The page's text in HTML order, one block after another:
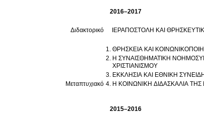
2016–2017
Διδακτορικό ΙΕΡΑΠΟΣΤΟΛΗ ΚΑΙ
Μεταπτυχιακό
ΘΡΗΣΚΕΙΑ ΚΑΙ
Η ΣΥΝΑΙΣΘΗΜΑΤΙΚΗ
ΧΡΙΣΤΙΑΝΙΣΜΟΥ
ΕΚΚΛΗΣΙΑ ΚΑΙ ΕΘΝΙΚΗ
Η ΚΟΙΝΩΝΙΚΗ ΔΙΔΑΣΚΑΛΙΑ
2015–2016